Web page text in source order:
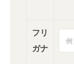
フリ
ガナ